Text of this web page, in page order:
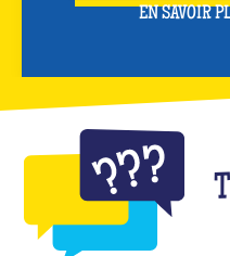
EN SAVOIR